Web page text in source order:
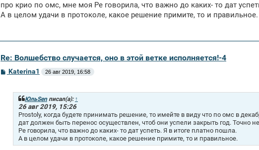
н
и
про крио по омс, мне моя Ре говорила, что важно до каких- то дат
А в целом удачи в протоколе, какое решение примите, то и правильное.
Re: Волшебство случается, оно в этой ветке исполняется!-4
СKaterina1 26 авг 2019, 16:58
ЮльSenписал(а): ↑
26 авг 2019, 15:26
Prostoly, когда будете принимать решение, то имейте в виду что по омс в
дат должен быть перенос осуществлен, чтоб они успели закрыть год.
Ре говорила, что важно до каких- то дат успеть. Я в итоге платно пошла.
А в целом удачи в протоколе, какое решение примите, то и правильное.